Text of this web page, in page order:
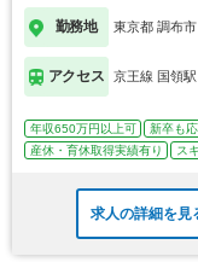
勤務地 東京都 調布市
アクセス 京王線 国領駅
年収650万円以上可 新卒も
産休・育休取得実績有り
ス
求人の詳細を見